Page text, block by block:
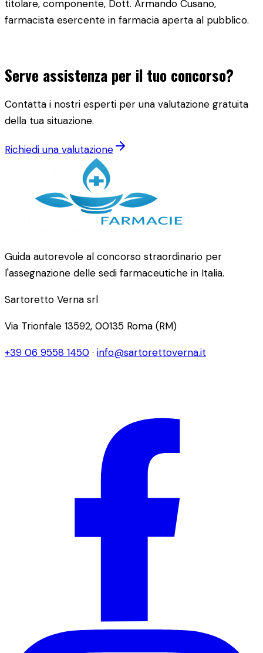
titolare, componente, Dott. Armando Cusano,
farmacista esercente in farmacia aperta al pubblico.
Serve assistenza per il tuo concorso?
Contatta i nostri esperti per una valutazione gratuita
della tua situazione.
Richiedi una valutazione
Guida autorevole al concorso straordinario per
l'assegnazione delle sedi farmaceutiche in Italia.
Sartoretto Verna srl
Via Trionfale 13592, 00135 Roma (RM)
+39 06 9558 1450 · info@sartorettoverna.it